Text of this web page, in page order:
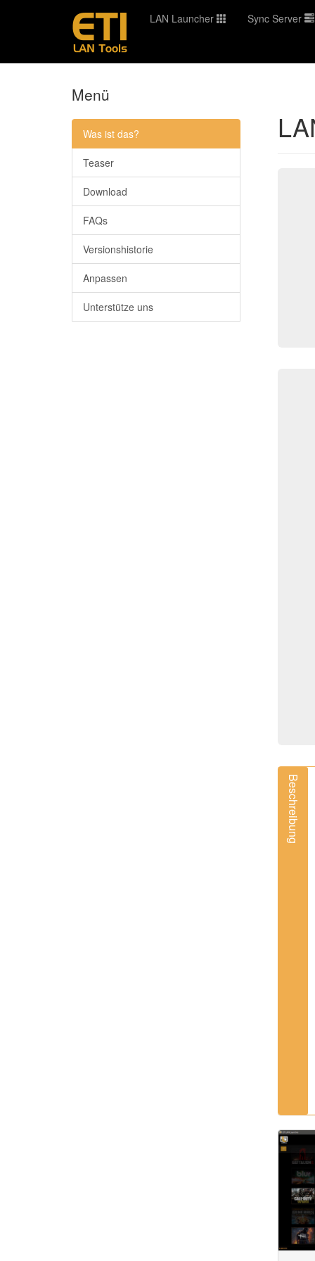
LAN Launcher Sync Server
Menü
Was ist das?
Teaser
Download
FAQs
Versionshistorie
Anpassen
Unterstütze uns
Beschreibung